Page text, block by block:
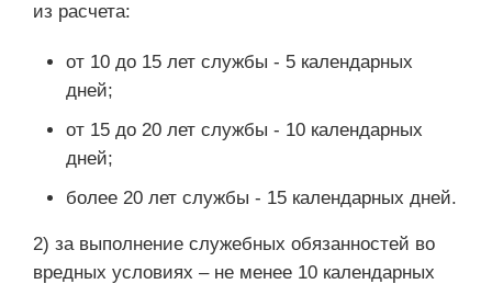
из расчета:
от 10 до 15 лет службы - 5 календарных
дней;
от 15 до 20 лет службы - 10 календарных
дней;
более 20 лет службы - 15 календарных дней.
2) за выполнение служебных обязанностей во
вредных условиях – не менее 10 календарных